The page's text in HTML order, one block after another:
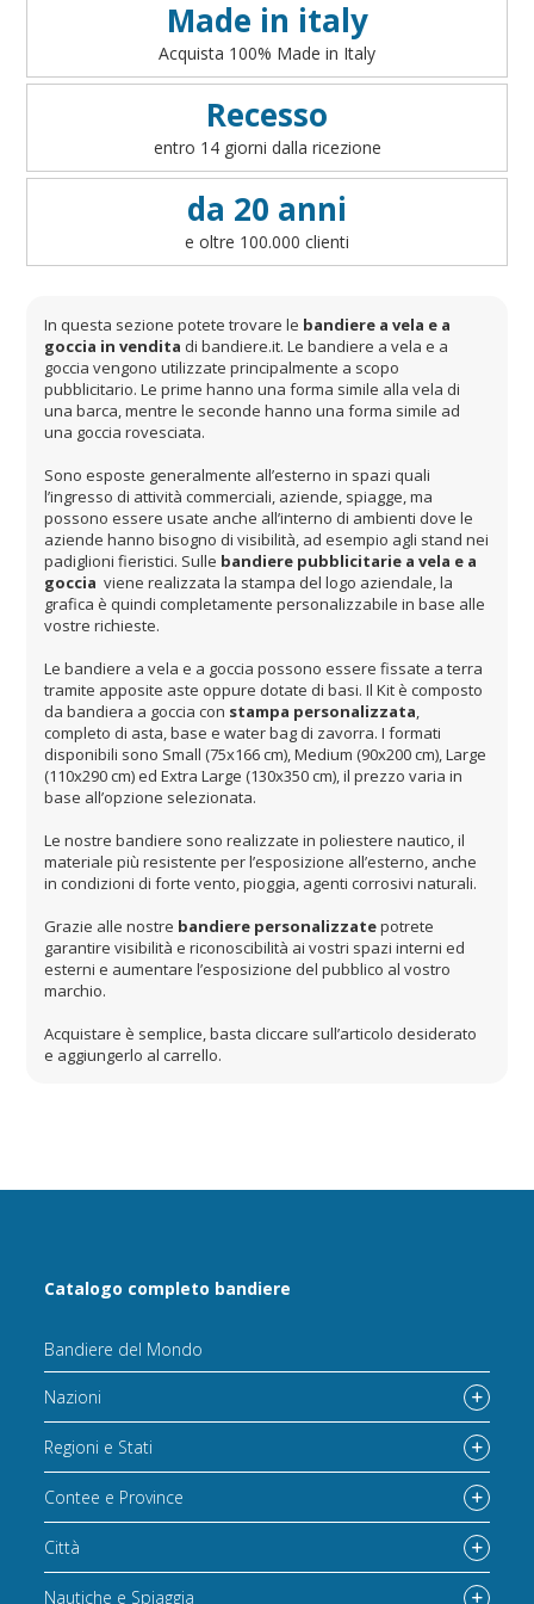
Bandiere per ambasciate
Bandiere per riserve naturali e parchi
Bandiere per musicisti
Bandiere Militari e della Marina
Made in italy
Acquista 100% Made in Italy
Recesso
entro 14 giorni dalla ricezione
da 20 anni
e oltre 100.000 clienti
In questa sezione potete trovare le bandiere a vela e a
goccia in vendita di bandiere.it. Le bandiere a vela e a
goccia vengono utilizzate principalmente a scopo
pubblicitario. Le prime hanno una forma simile alla vela di
una barca, mentre le seconde hanno una forma simile ad
una goccia rovesciata.
Sono esposte generalmente all’esterno in spazi quali
l’ingresso di attività commerciali, aziende, spiagge, ma
possono essere usate anche all’interno di ambienti dove le
aziende hanno bisogno di visibilità, ad esempio agli stand nei
padiglioni fieristici. Sulle bandiere pubblicitarie a vela e a
goccia viene realizzata la stampa del logo aziendale, la
grafica è quindi completamente personalizzabile in base alle
vostre richieste.
Le bandiere a vela e a goccia possono essere fissate a terra
tramite apposite aste oppure dotate di basi. Il Kit è composto
da bandiera a goccia con stampa personalizzata,
completo di asta, base e water bag di zavorra. I formati
disponibili sono Small (75x166 cm), Medium (90x200 cm), Large
(110x290 cm) ed Extra Large (130x350 cm), il prezzo varia in
base all’opzione selezionata.
Le nostre bandiere sono realizzate in poliestere nautico, il
materiale più resistente per l’esposizione all’esterno, anche
in condizioni di forte vento, pioggia, agenti corrosivi naturali.
Grazie alle nostre bandiere personalizzatepotrete
garantire visibilità e riconoscibilità ai vostri spazi interni ed
esterni e aumentare l’esposizione del pubblico al vostro
marchio.
Acquistare è semplice, basta cliccare sull’articolo desiderato
e aggiungerlo al carrello.
Catalogo completo bandiere
Bandiere del Mondo
Nazioni
Regioni e Stati
Contee e Province
Città
Nautiche e Spiaggia